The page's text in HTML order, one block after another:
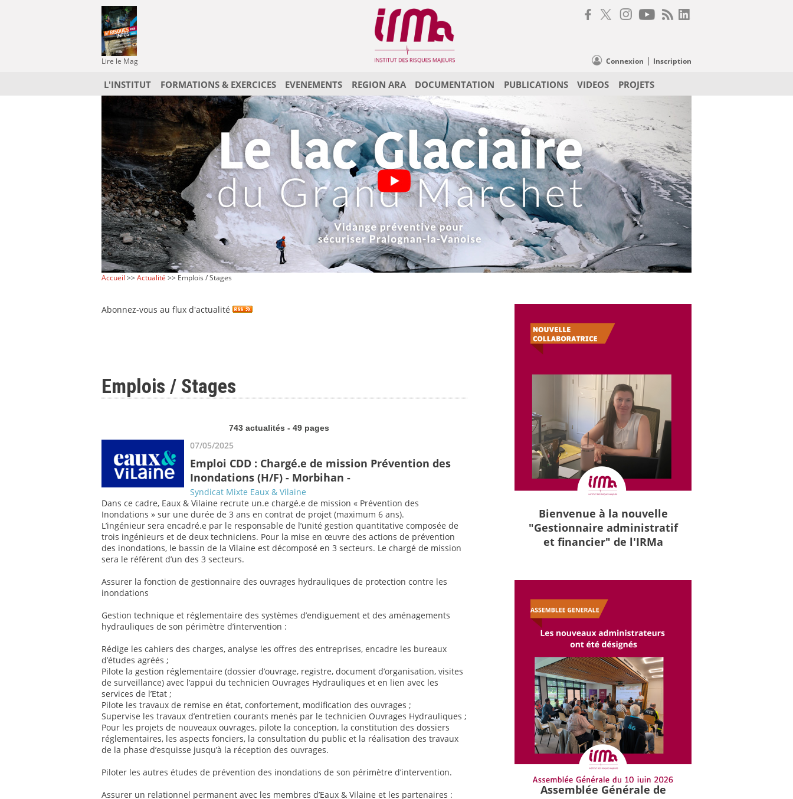
Lire le Mag Connexion | Inscription
L'INSTITUT FORMATIONS & EXERCICES EVENEMENTS REGION ARA DOCUMENTATION PUBLICATIONS VIDEOS PROJETS
Accueil >>Actualité >> Emplois / Stages
Abonnez-vous au flux d'actualité
Emplois / Stages
743 actualités - 49 pages
07/05/2025
Emploi CDD : Chargé.e de mission Prévention des
Inondations (H/F) - Morbihan -
Syndicat Mixte Eaux & Vilaine
Dans ce cadre, Eaux & Vilaine recrute un.e chargé.e de mission « Prévention des
Inondations » sur une durée de 3 ans en contrat de projet (maximum 6 ans).
L’ingénieur sera encadré.e par le responsable de l’unité gestion quantitative composée de
trois ingénieurs et de deux techniciens. Pour la mise en œuvre des actions de prévention
des inondations, le bassin de la Vilaine est décomposé en 3 secteurs. Le chargé de mission
sera le référent d’un des 3 secteurs.
Assurer la fonction de gestionnaire des ouvrages hydrauliques de protection contre les
inondations
Gestion technique et réglementaire des systèmes d’endiguement et des aménagements
hydrauliques de son périmètre d’intervention :
Rédige les cahiers des charges, analyse les offres des entreprises, encadre les bureaux
d’études agréés ;
Pilote la gestion réglementaire (dossier d’ouvrage, registre, document d’organisation, visites
de surveillance) avec l’appui du technicien Ouvrages Hydrauliques et en lien avec les
services de l’Etat ;
Pilote les travaux de remise en état, confortement, modification des ouvrages ;
Supervise les travaux d’entretien courants menés par le technicien Ouvrages Hydrauliques ;
Pour les projets de nouveaux ouvrages, pilote la conception, la constitution des dossiers
réglementaires, les aspects fonciers, la consultation du public et la réalisation des travaux
de la phase d’esquisse jusqu’à la réception des ouvrages.
Piloter les autres études de prévention des inondations de son périmètre d’intervention.
Assurer un relationnel permanent avec les membres d’Eaux & Vilaine et les partenaires :
Bienvenue à la nouvelle
"Gestionnaire administratif
et financier" de l'IRMa
Assemblée Générale de